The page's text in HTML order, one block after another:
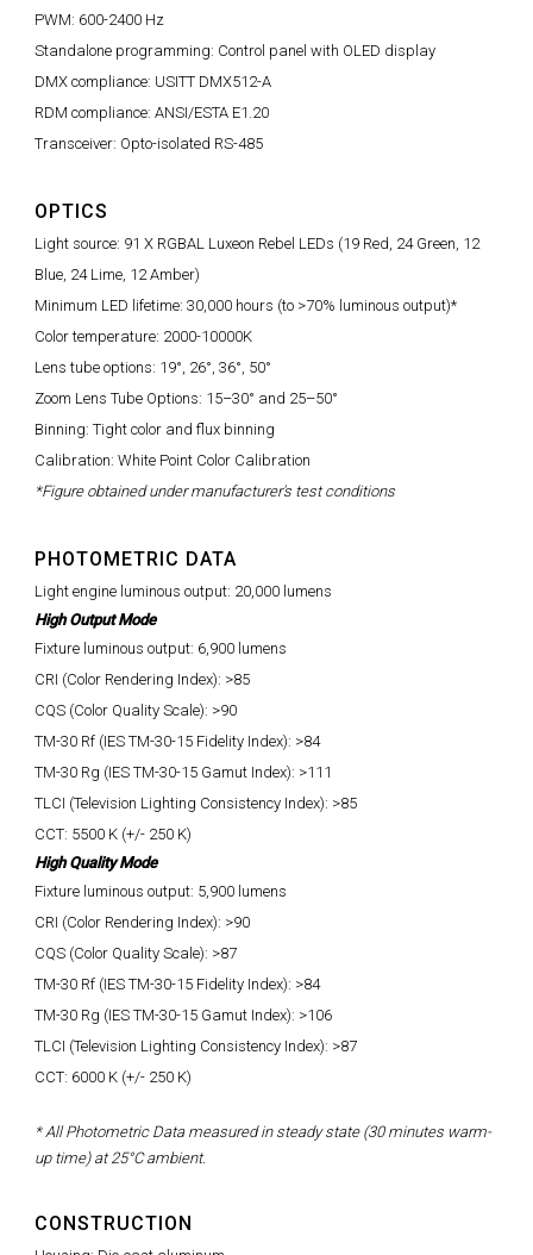
PWM: 600-2400 Hz
Standalone programming: Control panel with OLED display
DMX compliance: USITT DMX512-A
RDM compliance: ANSI/ESTA E1.20
Transceiver: Opto-isolated RS-485
OPTICS
Light source: 91 X RGBAL Luxeon Rebel LEDs (19 Red, 24 Green, 12
Blue, 24 Lime, 12 Amber)
Minimum LED lifetime: 30,000 hours (to >70% luminous output)*
Color temperature: 2000-10000K
Lens tube options: 19°, 26°, 36°, 50°
Zoom Lens Tube Options: 15–30° and 25–50°
Binning: Tight color and flux binning
Calibration: White Point Color Calibration
*Figure obtained under manufacturer's test conditions
PHOTOMETRIC DATA
Light engine luminous output: 20,000 lumens
High Output Mode
Fixture luminous output: 6,900 lumens
CRI (Color Rendering Index): >85
CQS (Color Quality Scale): >90
TM-30 Rf (IES TM-30-15 Fidelity Index): >84
TM-30 Rg (IES TM-30-15 Gamut Index): >111
TLCI (Television Lighting Consistency Index): >85
CCT: 5500 K (+/- 250 K)
High Quality Mode
Fixture luminous output: 5,900 lumens
CRI (Color Rendering Index): >90
CQS (Color Quality Scale): >87
TM-30 Rf (IES TM-30-15 Fidelity Index): >84
TM-30 Rg (IES TM-30-15 Gamut Index): >106
TLCI (Television Lighting Consistency Index): >87
CCT: 6000 K (+/- 250 K)
* All Photometric Data measured in steady state (30 minutes warm-
up time) at 25°C ambient.
CONSTRUCTION